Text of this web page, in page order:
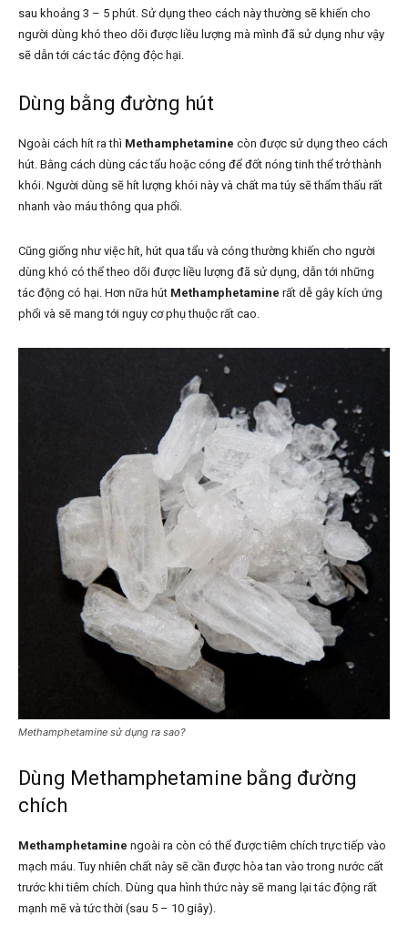
sau khoảng 3 – 5 phút. Sử dụng theo cách này thường sẽ khiến cho
người dùng khó theo dõi được liều lượng mà mình đã sử dụng như vậy
sẽ dẫn tới các tác động độc hại.
Dùng bằng đường hút
Ngoài cách hít ra thì Methamphetamine còn được sử dụng theo cách
hút. Bằng cách dùng các tẩu hoặc cóng để đốt nóng tinh thể trở thành
khói. Người dùng sẽ hít lượng khói này và chất ma túy sẽ thẩm thấu rất
nhanh vào máu thông qua phổi.
Cũng giống như việc hít, hút qua tẩu và cóng thường khiến cho người
dùng khó có thể theo dõi được liều lượng đã sử dụng, dẫn tới những
tác động có hại. Hơn nữa hút Methamphetamine rất dễ gây kích ứng
phổi và sẽ mang tới nguy cơ phụ thuộc rất cao.
Methamphetamine sử dụng ra sao?
Dùng Methamphetamine bằng đường
chích
Methamphetamine ngoài ra còn có thể được tiêm chích trực tiếp vào
mạch máu. Tuy nhiên chất này sẽ cần được hòa tan vào trong nước cất
trước khi tiêm chích. Dùng qua hình thức này sẽ mang lại tác động rất
mạnh mẽ và tức thời (sau 5 – 10 giây).